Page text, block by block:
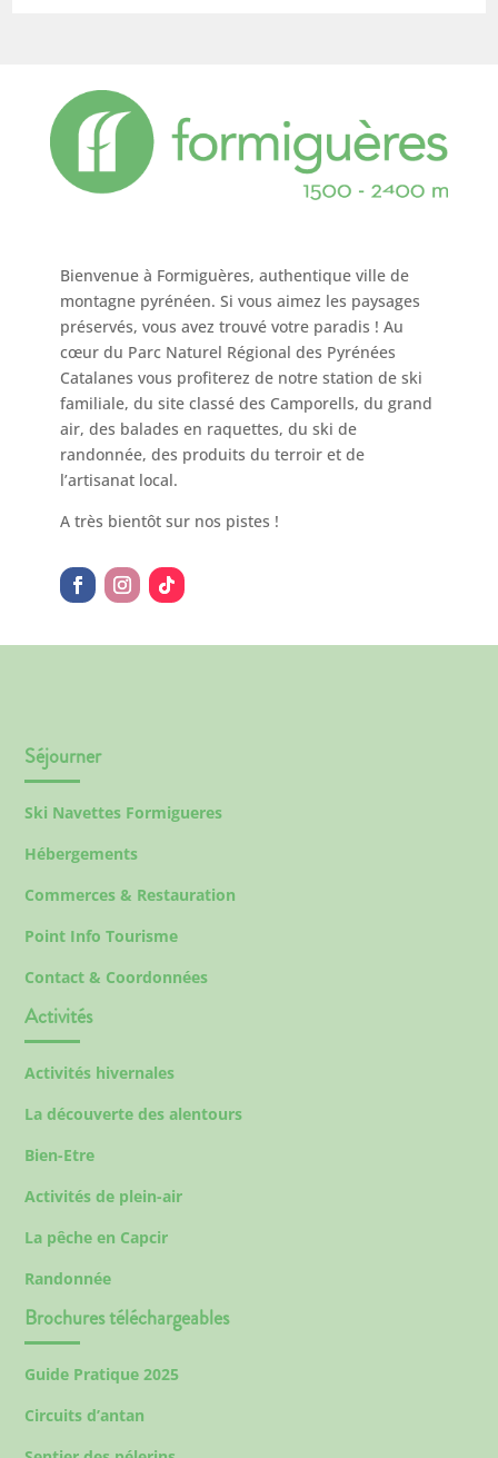
Bienvenue à Formiguères, authentique ville de
montagne pyrénéen. Si vous aimez les paysages
préservés, vous avez trouvé votre paradis ! Au
cœur du Parc Naturel Régional des Pyrénées
Catalanes vous profiterez de notre station de ski
familiale, du site classé des Camporells, du grand
air, des balades en raquettes, du ski de
randonnée, des produits du terroir et de
l’artisanat local.
A très bientôt sur nos pistes !
Séjourner
Ski Navettes Formigueres
Hébergements
Commerces & Restauration
Point Info Tourisme
Contact & Coordonnées
Activités
Activités hivernales
La découverte des alentours
Bien-Etre
Activités de plein-air
La pêche en Capcir
Randonnée
Brochures téléchargeables
Guide Pratique 2025
Circuits d’antan